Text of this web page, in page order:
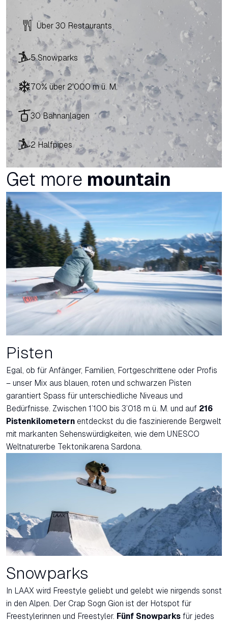
Über 30 Restaurants
5 Snowparks
70% über 2'000 m ü. M.
30 Bahnanlagen
2 Halfpipes
Get more mountain
Pisten
Egal, ob für Anfänger, Familien, Fortgeschrittene oder Profis
– unser Mix aus blauen, roten und schwarzen Pisten
garantiert Spass für unterschiedliche Niveaus und
Bedürfnisse. Zwischen 1’100 bis 3’018 m ü. M. und auf 216
Pistenkilometern entdeckst du die faszinierende Bergwelt
mit markanten Sehenswürdigkeiten, wie dem UNESCO
Weltnaturerbe Tektonikarena Sardona.
Snowparks
In LAAX wird Freestyle geliebt und gelebt wie nirgends sonst
in den Alpen. Der Crap Sogn Gion ist der Hotspot für
Freestylerinnen und Freestyler. Fünf Snowparks für jedes